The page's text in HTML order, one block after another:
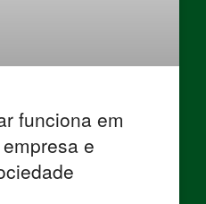
funciona em
e